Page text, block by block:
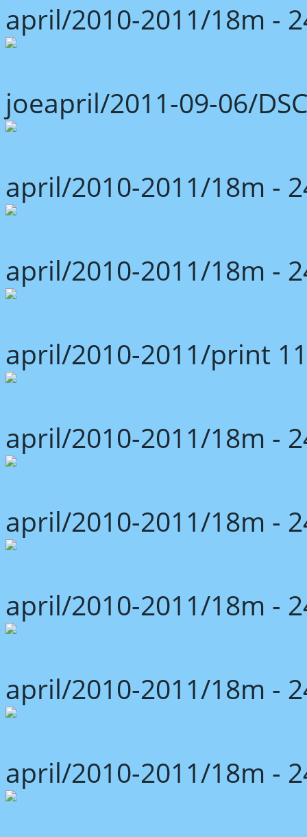
april/2010-2011/18m -
joeapril/2011-09-06/
april/2010-2011/18m -
april/2010-2011/18m -
april/2010-2011/print
april/2010-2011/18m -
april/2010-2011/18m -
april/2010-2011/18m -
april/2010-2011/18m -
april/2010-2011/18m -